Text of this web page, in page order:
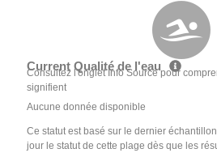
Current Qualité de l'eau
Consultez l'onglet Info Source pour
signifient
Aucune donnée disponible
Ce statut est basé sur le dernier
jour le statut de cette plage dès que les